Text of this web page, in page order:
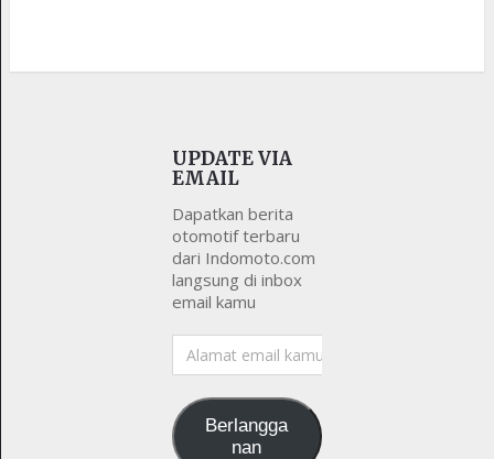
UPDATE VIA
EMAIL
Dapatkan berita
otomotif terbaru
dari Indomoto.com
langsung di inbox
email kamu
Alamat
email
Berlangga
nan